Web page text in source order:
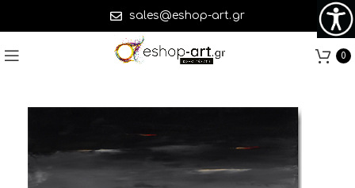
sales@eshop-art.gr
0